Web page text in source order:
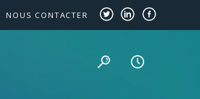
NOUS CONTACTER